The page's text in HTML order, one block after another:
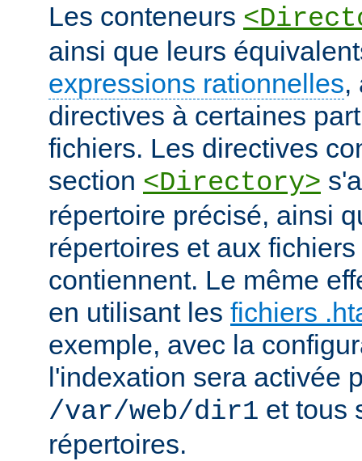
Les conteneurs
ainsi que leurs
expressions rationnelles,
directives à certaines
fichiers. Les directives
section <Directory>
répertoire précisé, ainsi
répertoires et aux
contiennent. Le même
en utilisant les fichiers
exemple, avec la
l'indexation sera activée
/var/web/dir1 et tous
répertoires.